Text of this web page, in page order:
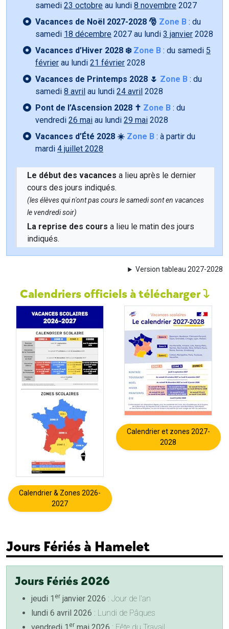
samedi 23 octobre au lundi 8 novembre 2027
Vacances de Noël 2027-2028 🎅 Zone B : du
samedi 18 décembre 2027 au lundi 3 janvier 2028
Vacances d’Hiver 2028 ❄️ Zone B : du samedi 5
février au lundi 21 février 2028
Vacances de Printemps 2028 🌷 Zone B : du
samedi 8 avril au lundi 24 avril 2028
Pont de l’Ascension 2028 ✝️ Zone B : du
vendredi 26 mai au lundi 29 mai 2028
Vacances d’Été 2028 ☀️ Zone B : à partir du
mardi 4 juillet 2028
Le début des vacances a lieu après le dernier
cours des jours indiqués.
(les élèves qui n'ont pas cours le samedi sont en vacances
le vendredi soir)
La reprise des cours a lieu le matin des jours
indiqués.
Version tableau 2027-2028
Calendriers officiels à télécharger
Calendrier & Zones 2026-
2027
Calendrier et zones 2027-
2028
Jours Fériés à Hamelet
Jours Fériés 2026
jeudi 1 er janvier 2026 : Jour de l'an
lundi 6 avril 2026 : Lundi de Pâques
vendredi 1 er mai 2026 : Fête du Travail